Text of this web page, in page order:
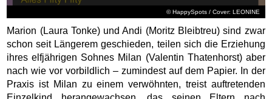
© HappySpots / Cover: LEONINE
Marion (Laura Tonke) und Andi (Moritz Bleibtreu) sind zwar
schon seit Längerem geschieden, teilen sich die Erziehung
ihres elfjährigen Sohnes Milan (Valentin Thatenhorst) aber
nach wie vor vorbildlich – zumindest auf dem Papier. In der
Praxis ist Milan zu einem verwöhnten, treist auftretenden